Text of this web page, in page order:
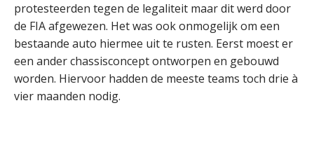
protesteerden tegen de legaliteit maar dit werd door
de FIA afgewezen. Het was ook onmogelijk om een
bestaande auto hiermee uit te rusten. Eerst moest er
een ander chassisconcept ontworpen en gebouwd
worden. Hiervoor hadden de meeste teams toch drie à
vier maanden nodig.